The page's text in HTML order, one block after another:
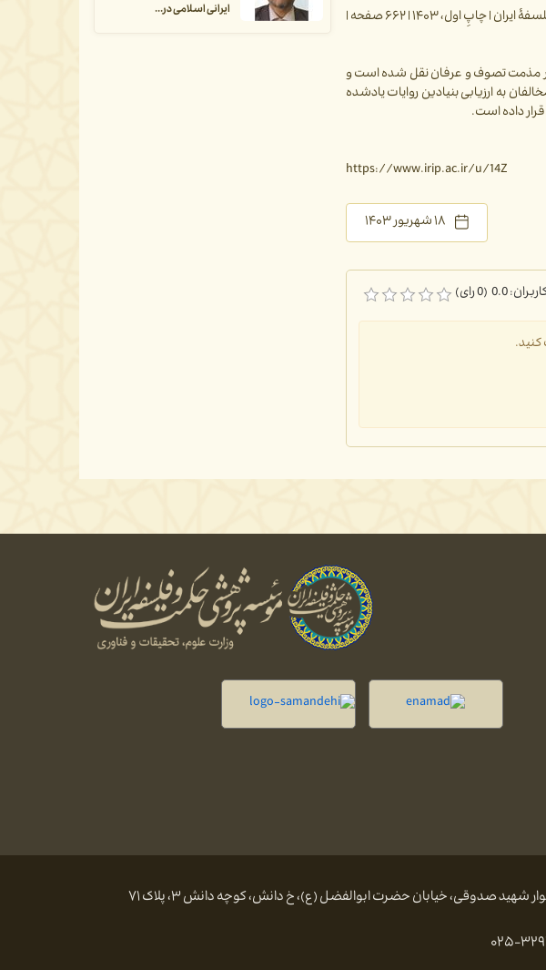
عیار نقد؛ بررسی انتقادی روایات ناظر به نقد تصوف و عرفان | محمدعیسی جعفری | انتشارات مؤسسۀ پژوهشی حکمت و فلسفۀ ایران | چاپِ اول، ۱۴۰۳ | ۶۶۲ صفحه |
در مذمت تصوف و عرفان نقل شده است و
به ارزیابی بنیادین روایات یادشده
داده است.
https://www.irip.ac.ir/u/14Z
۱۸ شهریور ۱۴۰۳
0.0 (0 رای)
کنید.
ایرانی اسلامی در...
شهید صدوقی، خیابان حضرت ابوالفضل (ع)، خ دانش، کوچه دانش ۳، پلاک ۷۱